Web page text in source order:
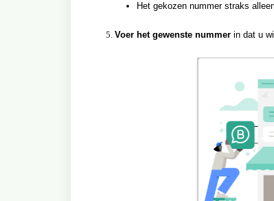
Het gekozen nummer straks
Voer het gewenste nummer in dat u